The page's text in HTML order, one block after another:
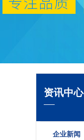
资讯中心
企业新闻